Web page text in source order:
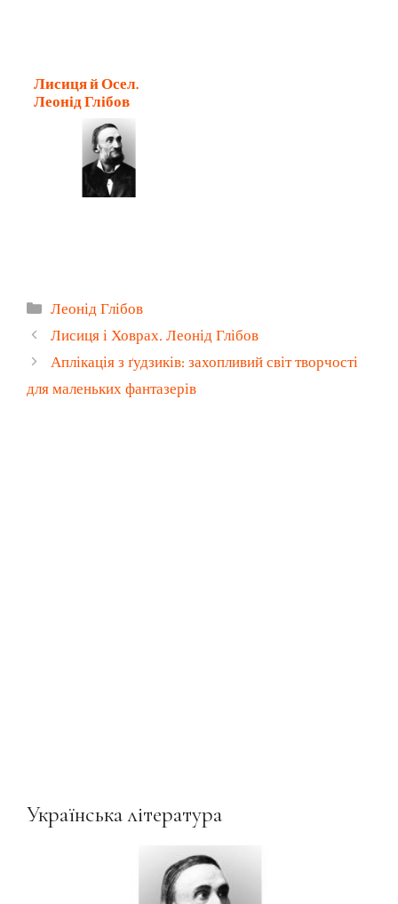
Лисиця й Осел.
Леонід Глібов
Категорії
Леонід Глібов
Лисиця і Ховрах. Леонід Глібов
Аплікація з ґудзиків: захопливий світ творчості
для маленьких фантазерів
Українська література